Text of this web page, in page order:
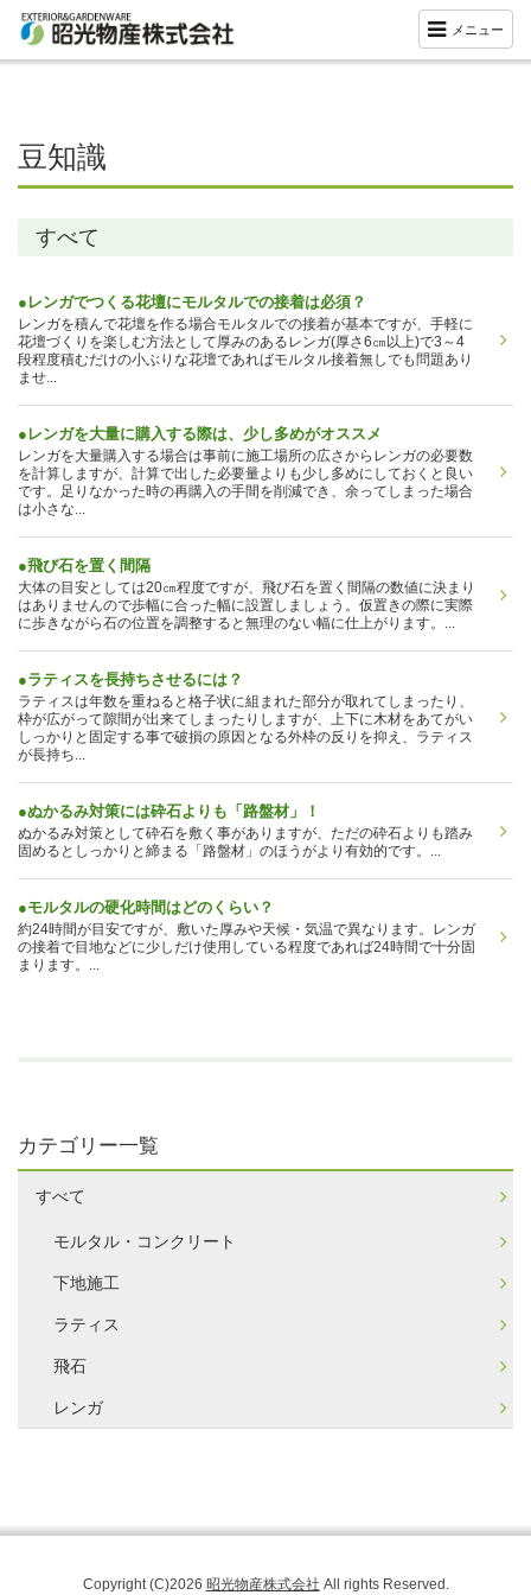
メニュー
豆知識
すべて
●レンガでつくる花壇にモルタルでの接着は必須？
レンガを積んで花壇を作る場合モルタルでの接着が基本ですが、手軽に
花壇づくりを楽しむ方法として厚みのあるレンガ(厚さ6㎝以上)で3～4
段程度積むだけの小ぶりな花壇であればモルタル接着無しでも問題あり
ませ...
●レンガを大量に購入する際は、少し多めがオススメ
レンガを大量購入する場合は事前に施工場所の広さからレンガの必要数
を計算しますが、計算で出した必要量よりも少し多めにしておくと良い
です。足りなかった時の再購入の手間を削減でき、余ってしまった場合
は小さな...
●飛び石を置く間隔
大体の目安としては20㎝程度ですが、飛び石を置く間隔の数値に決まり
はありませんので歩幅に合った幅に設置しましょう。仮置きの際に実際
に歩きながら石の位置を調整すると無理のない幅に仕上がります。...
●ラティスを長持ちさせるには？
ラティスは年数を重ねると格子状に組まれた部分が取れてしまったり、
枠が広がって隙間が出来てしまったりしますが、上下に木材をあてがい
しっかりと固定する事で破損の原因となる外枠の反りを抑え、ラティス
が長持ち...
●ぬかるみ対策には砕石よりも「路盤材」！
ぬかるみ対策として砕石を敷く事がありますが、ただの砕石よりも踏み
固めるとしっかりと締まる「路盤材」のほうがより有効的です。...
●モルタルの硬化時間はどのくらい？
約24時間が目安ですが、敷いた厚みや天候・気温で異なります。レンガ
の接着で目地などに少しだけ使用している程度であれば24時間で十分固
まります。...
カテゴリー一覧
すべて
モルタル・コンクリート
下地施工
ラティス
飛石
レンガ
Copyright (C)2026 昭光物産株式会社 All rights Reserved.